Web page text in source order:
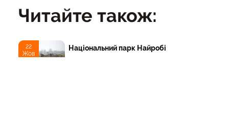
Читайте також:
22
Жов
Національний парк Найробі